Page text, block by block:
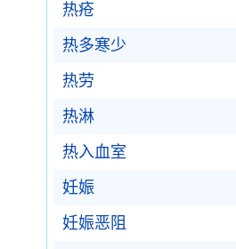
热疮
热多寒少
热劳
热淋
热入血室
妊娠
妊娠恶阻